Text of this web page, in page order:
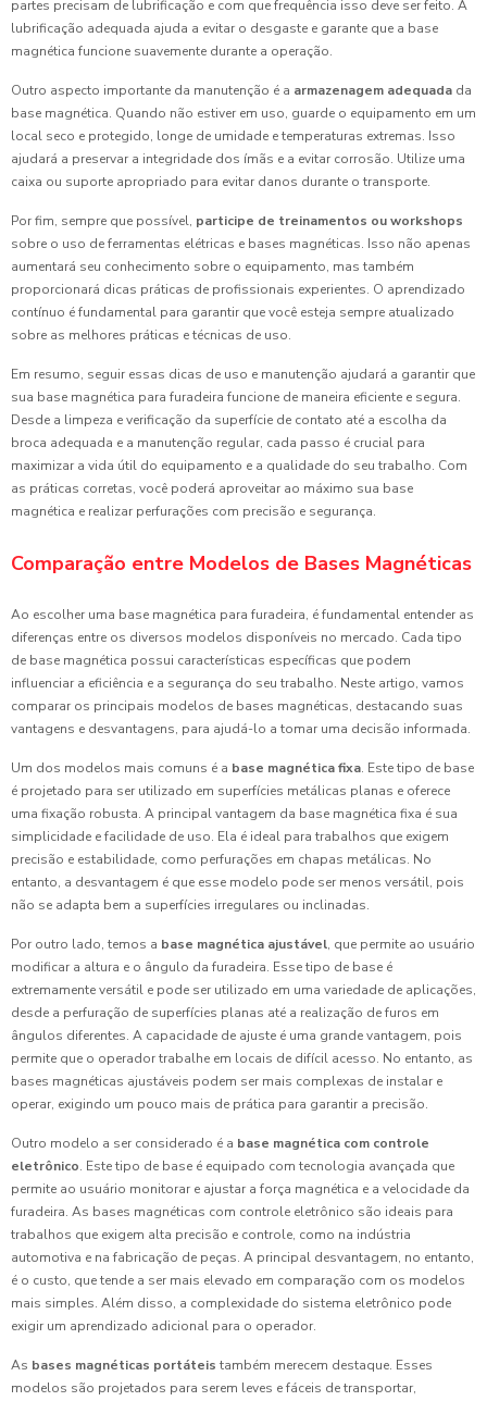
partes precisam de lubrificação e com que frequência isso deve ser feito. A
lubrificação adequada ajuda a evitar o desgaste e garante que a base
magnética funcione suavemente durante a operação.
Outro aspecto importante da manutenção é a armazenagem adequada da
base magnética. Quando não estiver em uso, guarde o equipamento em um
local seco e protegido, longe de umidade e temperaturas extremas. Isso
ajudará a preservar a integridade dos ímãs e a evitar corrosão. Utilize uma
caixa ou suporte apropriado para evitar danos durante o transporte.
Por fim, sempre que possível, participe de treinamentos ou workshops
sobre o uso de ferramentas elétricas e bases magnéticas. Isso não apenas
aumentará seu conhecimento sobre o equipamento, mas também
proporcionará dicas práticas de profissionais experientes. O aprendizado
contínuo é fundamental para garantir que você esteja sempre atualizado
sobre as melhores práticas e técnicas de uso.
Em resumo, seguir essas dicas de uso e manutenção ajudará a garantir que
sua base magnética para furadeira funcione de maneira eficiente e segura.
Desde a limpeza e verificação da superfície de contato até a escolha da
broca adequada e a manutenção regular, cada passo é crucial para
maximizar a vida útil do equipamento e a qualidade do seu trabalho. Com
as práticas corretas, você poderá aproveitar ao máximo sua base
magnética e realizar perfurações com precisão e segurança.
Comparação entre Modelos de Bases Magnéticas
Ao escolher uma base magnética para furadeira, é fundamental entender as
diferenças entre os diversos modelos disponíveis no mercado. Cada tipo
de base magnética possui características específicas que podem
influenciar a eficiência e a segurança do seu trabalho. Neste artigo, vamos
comparar os principais modelos de bases magnéticas, destacando suas
vantagens e desvantagens, para ajudá-lo a tomar uma decisão informada.
Um dos modelos mais comuns é a base magnética fixa. Este tipo de base
é projetado para ser utilizado em superfícies metálicas planas e oferece
uma fixação robusta. A principal vantagem da base magnética fixa é sua
simplicidade e facilidade de uso. Ela é ideal para trabalhos que exigem
precisão e estabilidade, como perfurações em chapas metálicas. No
entanto, a desvantagem é que esse modelo pode ser menos versátil, pois
não se adapta bem a superfícies irregulares ou inclinadas.
Por outro lado, temos a base magnética ajustável, que permite ao usuário
modificar a altura e o ângulo da furadeira. Esse tipo de base é
extremamente versátil e pode ser utilizado em uma variedade de aplicações,
desde a perfuração de superfícies planas até a realização de furos em
ângulos diferentes. A capacidade de ajuste é uma grande vantagem, pois
permite que o operador trabalhe em locais de difícil acesso. No entanto, as
bases magnéticas ajustáveis podem ser mais complexas de instalar e
operar, exigindo um pouco mais de prática para garantir a precisão.
Outro modelo a ser considerado é a base magnética com controle
eletrônico. Este tipo de base é equipado com tecnologia avançada que
permite ao usuário monitorar e ajustar a força magnética e a velocidade da
furadeira. As bases magnéticas com controle eletrônico são ideais para
trabalhos que exigem alta precisão e controle, como na indústria
automotiva e na fabricação de peças. A principal desvantagem, no entanto,
é o custo, que tende a ser mais elevado em comparação com os modelos
mais simples. Além disso, a complexidade do sistema eletrônico pode
exigir um aprendizado adicional para o operador.
As bases magnéticas portáteis também merecem destaque. Esses
modelos são projetados para serem leves e fáceis de transportar,